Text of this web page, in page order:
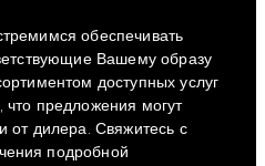
обеспечивать
Вашему образу
доступных услуг
предложения могут
от дилера. Свяжитесь с
подробной